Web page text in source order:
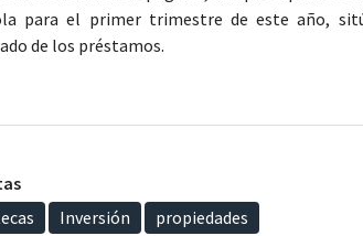
para el primer trimestre de este año,
de los préstamos.
Inversión propiedades